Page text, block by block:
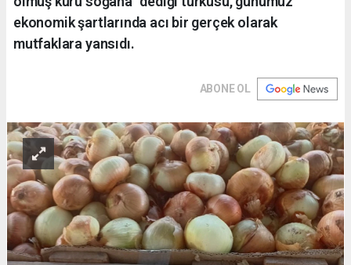
ekonomik şartlarında acı bir gerçek olarak
mutfaklara yansıdı.
ABONE OL